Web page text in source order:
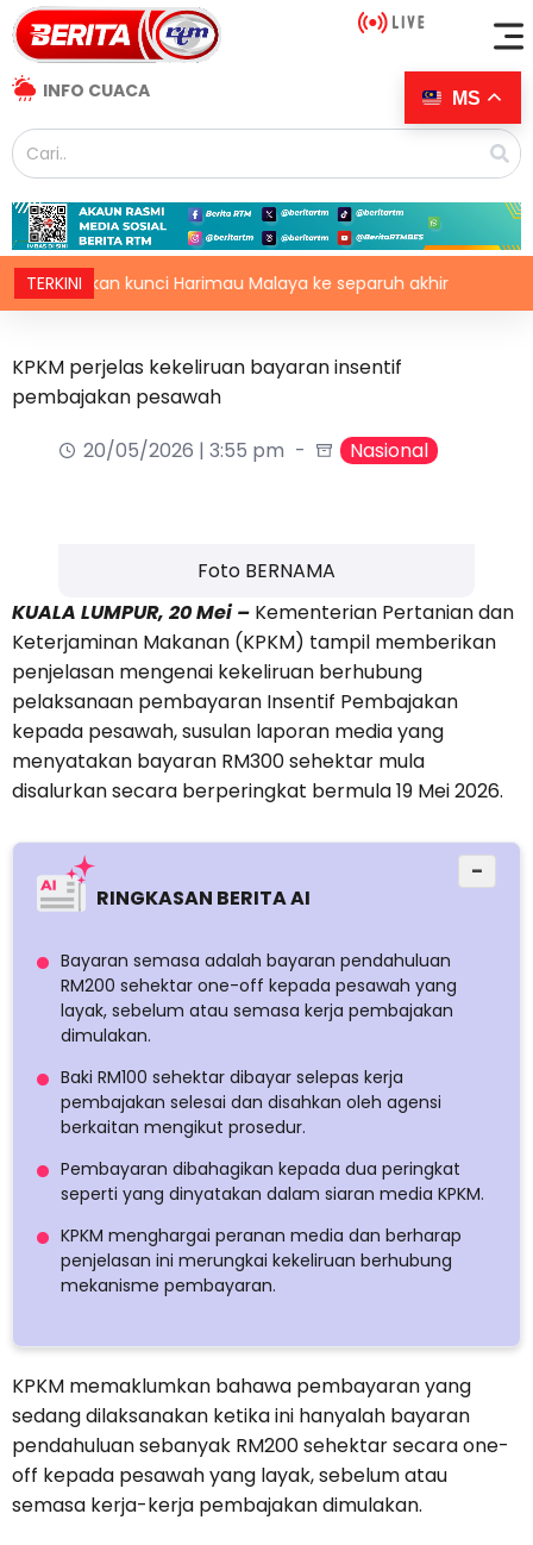
INFO CUACA
TERKINIkunci Harimau Malaya ke separuh akhir
KPKM perjelas kekeliruan bayaran insentif
pembajakan pesawah
20/05/2026 | 3:55 pm
Nasional
Foto BERNAMA
KUALA LUMPUR, 20 Mei – Kementerian Pertanian dan
Keterjaminan Makanan (KPKM) tampil memberikan
penjelasan mengenai kekeliruan berhubung
pelaksanaan pembayaran Insentif Pembajakan
kepada pesawah, susulan laporan media yang
menyatakan bayaran RM300 sehektar mula
disalurkan secara berperingkat bermula 19 Mei 2026.
RINGKASAN BERITA AI
−
Bayaran semasa adalah bayaran pendahuluan
RM200 sehektar one-off kepada pesawah yang
layak, sebelum atau semasa kerja pembajakan
dimulakan.
Baki RM100 sehektar dibayar selepas kerja
pembajakan selesai dan disahkan oleh agensi
berkaitan mengikut prosedur.
Pembayaran dibahagikan kepada dua peringkat
seperti yang dinyatakan dalam siaran media KPKM.
KPKM menghargai peranan media dan berharap
penjelasan ini merungkai kekeliruan berhubung
mekanisme pembayaran.
KPKM memaklumkan bahawa pembayaran yang
sedang dilaksanakan ketika ini hanyalah bayaran
pendahuluan sebanyak RM200 sehektar secara one-
off kepada pesawah yang layak, sebelum atau
semasa kerja-kerja pembajakan dimulakan.
MS